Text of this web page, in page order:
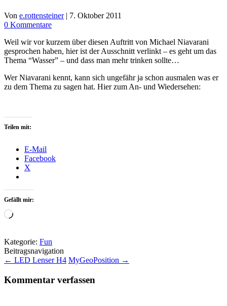
Von e.rottensteiner | 7. Oktober 2011
0 Kommentare
Weil wir vor kurzem über diesen Auftritt von Michael Niavarani
gesprochen haben, hier ist der Ausschnitt verlinkt – es geht um das
Thema “Wasser” – und dass man mehr trinken sollte…
Wer Niavarani kennt, kann sich ungefähr ja schon ausmalen was er
zu dem Thema zu sagen hat. Hier zum An- und Wiedersehen:
Teilen mit:
E-Mail
Facebook
X
Gefällt mir:
Wird
Kategorie: Fun
Beitragsnavigation
← LED Lenser H4 MyGeoPosition →
Kommentar verfassen